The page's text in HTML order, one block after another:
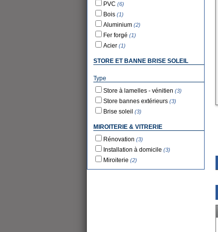
PVC (6)
Bois (1)
Aluminium (2)
Fer forgé (1)
Acier (1)
STORE ET BANNE BRISE SOLEIL
Type
Store à lamelles - vénitien (3)
Store bannes extérieurs (3)
Brise soleil (3)
MIROITERIE & VITRERIE
Rénovation (3)
Installation à domicile (3)
Miroiterie (2)